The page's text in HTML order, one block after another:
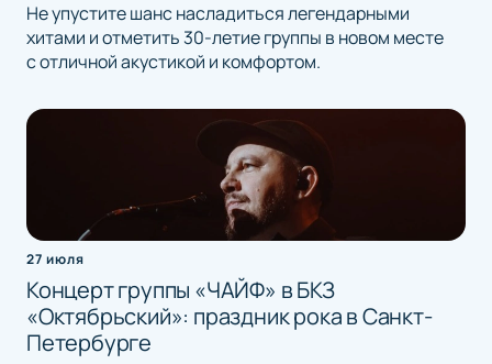
Не упустите шанс насладиться легендарными
хитами и отметить 30-летие группы в новом месте
с отличной акустикой и комфортом.
27 июля
Концерт группы «ЧАЙФ» в БКЗ
«Октябрьский»: праздник рока в Санкт-
Петербурге